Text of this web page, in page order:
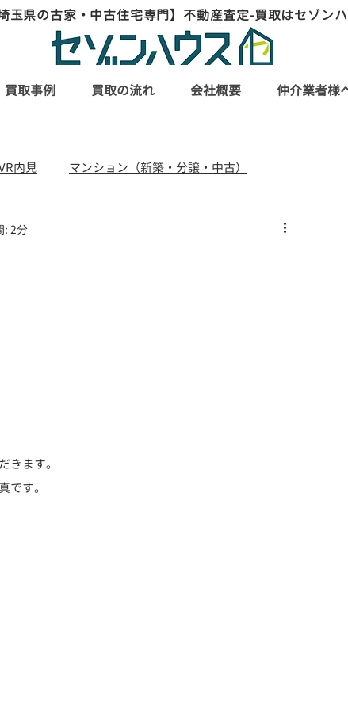
埼玉県の古家・中古住宅専門】不動産査定-買取はセゾン
買取事例 買取の流れ 会社概要 仲介業者様
内見 マンション（新築・分譲・中古）
ォーム・リノベーション事例
: 2分
きます。
です。